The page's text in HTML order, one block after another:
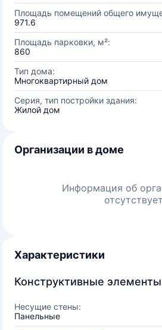
Площадь помещений общего
971.6
Площадь парковки, м²:
860
Тип дома:
Многоквартирный дом
Серия, тип постройки здания:
Жилой дом
Организации в доме
Информация об
отсутствует
Характеристики
Конструктивные элементы
Несущие стены:
Панельные